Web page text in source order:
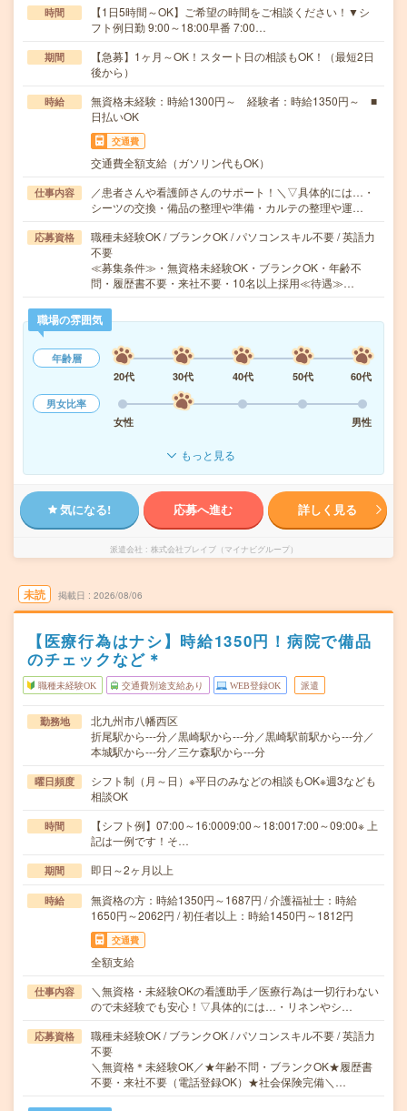
時間
【1日5時間～OK】ご希望の時間をご相談ください！▼シ
フト例日勤 9:00～18:00早番 7:00…
期間
【急募】1ヶ月～OK！スタート日の相談もOK！（最短2日
後から）
時給
無資格未経験：時給1300円～ 経験者：時給1350円～ ■
日払いOK
交通費
交通費全額支給（ガソリン代もOK）
仕事内容
／患者さんや看護師さんのサポート！＼▽具体的には…・
シーツの交換・備品の整理や準備・カルテの整理や運…
応募資格
職種未経験OK / ブランクOK / パソコンスキル不要 / 英語力
不要
≪募集条件≫・無資格未経験OK・ブランクOK・年齢不
問・履歴書不要・来社不要・10名以上採用≪待遇≫…
職場の雰囲気
年齢層
20代
30代 40代 50代
60代
男女比率
女性
男性
もっと見る
気になる! 応募へ進む 詳しく見る
派遣会社 株式会社ブレイブ（マイナビグループ）
未読 掲載日 2026/08/06
【医療行為はナシ】時給1350円！病院で備品
のチェックなど＊
職種未経験OK 交通費別途支給あり WEB登録OK 派遣
勤務地
北九州市八幡西区
折尾駅から---分／黒崎駅から---分／黒崎駅前駅から---分／
本城駅から---分／三ケ森駅から---分
曜日頻度
シフト制（月～日）※平日のみなどの相談もOK※週3なども
相談OK
時間
【シフト例】07:00～16:0009:00～18:0017:00～09:00※ 上
記は一例です！そ…
期間 即日～2ヶ月以上
時給
無資格の方：時給1350円～1687円 / 介護福祉士：時給
1650円～2062円 / 初任者以上：時給1450円～1812円
交通費
全額支給
仕事内容
＼無資格・未経験OKの看護助手／医療行為は一切行わない
ので未経験でも安心！▽具体的には…・リネンやシ…
応募資格
職種未経験OK / ブランクOK / パソコンスキル不要 / 英語力
不要
＼無資格＊未経験OK／★年齢不問・ブランクOK★履歴書
不要・来社不要（電話登録OK）★社会保険完備＼…